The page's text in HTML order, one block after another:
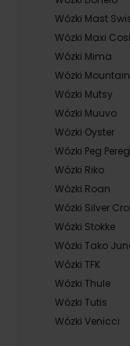
Wózki Mast
Wózki Maxi Cosi
Wózki Mima
Wózki
Wózki Mutsy
Wózki Muuvo
Wózki Oyster
Wózki Peg
Wózki Riko
Wózki Roan
Wózki Silver
Wózki Stokke
Wózki Tako
Wózki TFK
Wózki Thule
Wózki Tutis
Wózki Venicci